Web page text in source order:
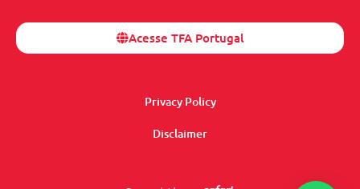
Acesse TFA Portugal
Privacy Policy
Disclaimer